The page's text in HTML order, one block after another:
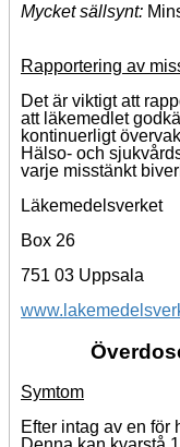
Mycket sällsynt:
Rapportering av
Det är viktigt att
att läkemedlet
kontinuerligt
Hälso- och
varje misstänkt
Läkemedelsverket
Box 26
751 03 Uppsala
Symtom
Efter intag av en för